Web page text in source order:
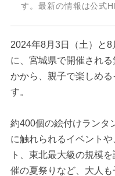
す。最新の情報は公式
2024年8月3日（土）と8
に、宮城県で開催され
かから、親子で楽しめ
す。
約400個の絵付けランタ
に触れられるイベント
ト、東北最大級の規模
催の夏祭りなど、大人